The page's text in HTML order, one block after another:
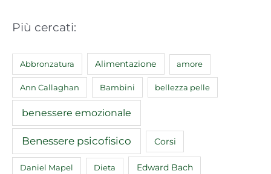
Più cercati:
Abbronzatura Alimentazione amore
Ann Callaghan Bambini bellezza pelle
benessere emozionale
Benessere psicofisico Corsi
Daniel Mapel Dieta Edward Bach